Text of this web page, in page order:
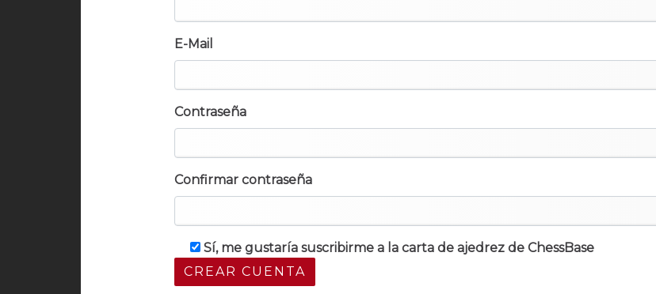
E-Mail
Contraseña
Confirmar contraseña
Sí, me gustaría suscribirme a la carta de ajedrez de ChessBase
CREAR CUENTA